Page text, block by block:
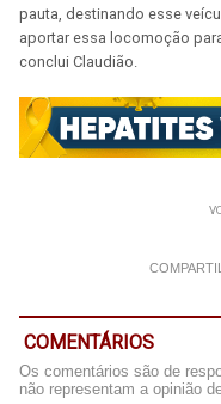
pauta, destinando esse
aportar essa locomoção
conclui Claudião.
COMENTÁRIOS
Os comentários são de
não representam a opinião